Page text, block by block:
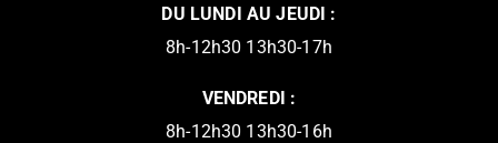
DU LUNDI AU JEUDI :
8h-12h30 13h30-17h
VENDREDI :
8h-12h30 13h30-16h